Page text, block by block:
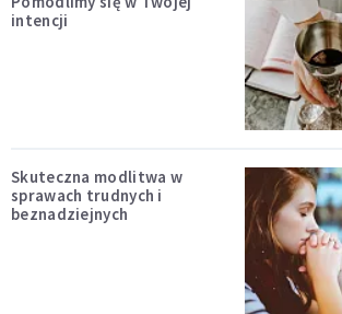
intencji
Skuteczna modlitwa w
sprawach trudnych i
beznadziejnych